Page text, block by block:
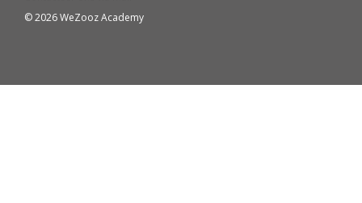
© 2026 WeZooz Academy